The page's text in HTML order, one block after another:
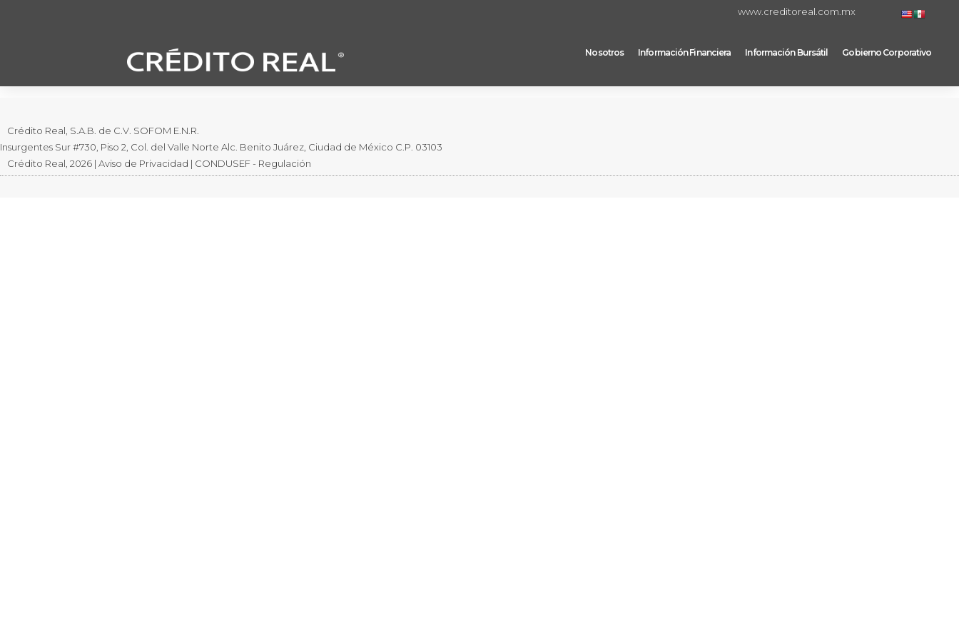
www.creditoreal.com.mx
Nosotros Información Financiera Información Bursátil Gobierno Corporativo
Crédito Real, S.A.B. de C.V. SOFOM E.N.R.
Insurgentes Sur #730, Piso 2, Col. del Valle Norte Alc. Benito Juárez, Ciudad de México C.P. 03103
Crédito Real, 2026 | Aviso de Privacidad | CONDUSEF - Regulación